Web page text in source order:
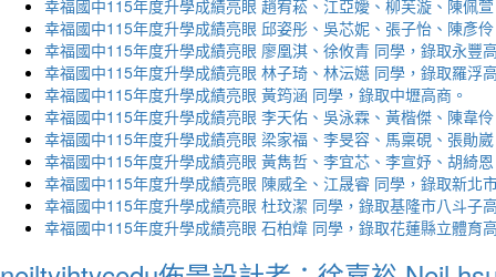
幸福國中115年度升學成績亮眼 趙宥菘、江亞嬡、柳芙漩、陳佩
幸福國中115年度升學成績亮眼 邱姿彤、吳芯妮、張子怡、陳彥
幸福國中115年度升學成績亮眼 廖凰淇、徐攸青 同學，錄取永豐
幸福國中115年度升學成績亮眼 林子琦、林沄嬨 同學，錄取羅浮
幸福國中115年度升學成績亮眼 黃筠涵 同學，錄取中壢高商。
幸福國中115年度升學成績亮眼 李天佑、吳泳霖、黃楷傑、陳韋
幸福國中115年度升學成績亮眼 梁家福、李旻容、馬稟硯、張勛
幸福國中115年度升學成績亮眼 黃雋哲、李宜芯、李宣妤、胡綺
幸福國中115年度升學成績亮眼 陳威全、江晟睿 同學，錄取新北
幸福國中115年度升學成績亮眼 杜玟潔 同學，錄取基隆市八斗子
幸福國中115年度升學成績亮眼 石柏煒 同學，錄取花蓮縣立體育